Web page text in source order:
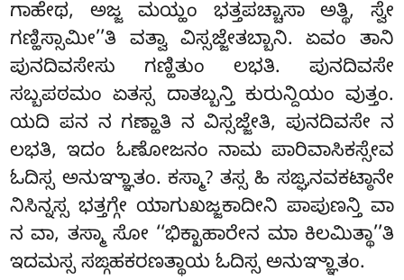
ಗಾಹೇಥ, ಅಜ್ಜ ಮಯ್ಹಂ ಭತ್ತಪಚ್ಚಾಸಾ ಅತ್ಥಿ, ಸ್ವೇ
ಗಣ್ಹಿಸ್ಸಾಮೀ’’ತಿ ವತ್ವಾ ವಿಸ್ಸಜ್ಜೇತಬ್ಬಾನಿ. ಏವಂ ತಾನಿ
ಪುನದಿವಸೇಸು ಗಣ್ಹಿತುಂ ಲಭತಿ. ಪುನದಿವಸೇ
ಸಬ್ಬಪಠಮಂ ಏತಸ್ಸ ದಾತಬ್ಬನ್ತಿ ಕುರುನ್ದಿಯಂ ವುತ್ತಂ.
ಯದಿ ಪನ ನ ಗಣ್ಹಾತಿ ನ ವಿಸ್ಸಜ್ಜೇತಿ, ಪುನದಿವಸೇ ನ
ಲಭತಿ, ಇದಂ ಓಣೋಜನಂ ನಾಮ ಪಾರಿವಾಸಿಕಸ್ಸೇವ
ಓದಿಸ್ಸ ಅನುಞ್ಞಾತಂ. ಕಸ್ಮಾ? ತಸ್ಸ ಹಿ ಸಙ್ಘನವಕಟ್ಠಾನೇ
ನಿಸಿನ್ನಸ್ಸ ಭತ್ತಗ್ಗೇ ಯಾಗುಖಜ್ಜಕಾದೀನಿ ಪಾಪುಣನ್ತಿ ವಾ
ನ ವಾ, ತಸ್ಮಾ ಸೋ ‘‘ಭಿಕ್ಖಾಹಾರೇನ ಮಾ ಕಿಲಮಿತ್ಥಾ’’ತಿ
ಇದಮಸ್ಸ ಸಙ್ಗಹಕರಣತ್ಥಾಯ ಓದಿಸ್ಸ ಅನುಞ್ಞಾತಂ.